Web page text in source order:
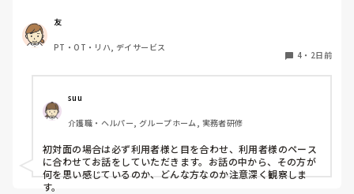
友
PT・OT・リハ, デイサービス
4 ・ 2日前
suu
介護職・ヘルパー, グループホーム, 実務者研修
初対面の場合は必ず利用者様と目を合わせ、利用者様のペース
に合わせてお話をしていただきます。お話の中から、その方が
何を思い感じているのか、どんな方なのか注意深く観察しま
す。